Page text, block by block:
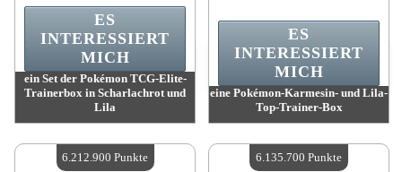
ein Set der Pokémon TCG-Elite-
Trainerbox in Scharlachrot und
Lila
Verfügbare Menge:4
ES
INTERESSIERT
MICH
eine Pokémon-Karmesin- und Lila-
Top-Trainer-Box
Verfügbare Menge:4
ES
INTERESSIERT
MICH
6.212.900 Punkte 6.135.700 Punkte